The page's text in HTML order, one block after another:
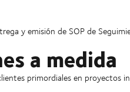
y emisión de SOP de
a medida
primordiales en proyectos